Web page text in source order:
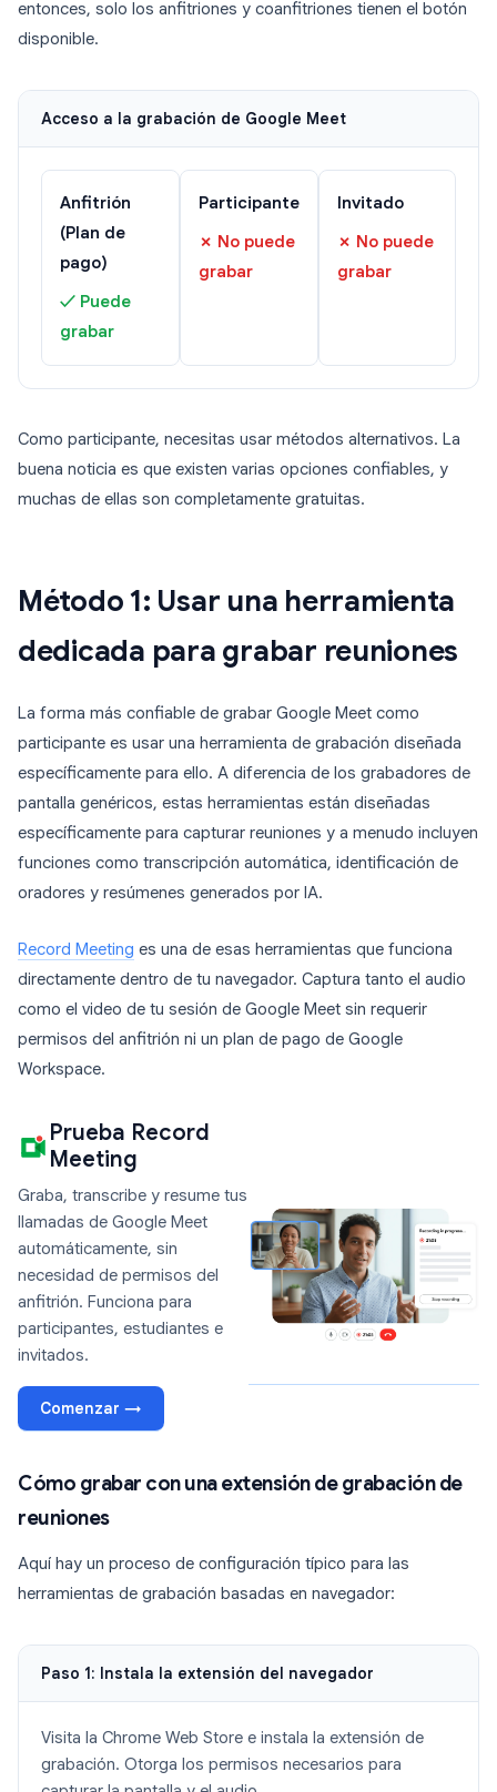
entonces, solo los anfitriones y coanfitriones tienen el botón
disponible.
Acceso a la grabación de Google Meet
Anfitrión
(Plan de
pago)
✓ Puede
grabar
Participante
✗ No puede
grabar
Invitado
✗ No puede
grabar
Como participante, necesitas usar métodos alternativos. La
buena noticia es que existen varias opciones confiables, y
muchas de ellas son completamente gratuitas.
Método 1: Usar una herramienta
dedicada para grabar reuniones
La forma más confiable de grabar Google Meet como
participante es usar una herramienta de grabación diseñada
específicamente para ello. A diferencia de los grabadores de
pantalla genéricos, estas herramientas están diseñadas
específicamente para capturar reuniones y a menudo incluyen
funciones como transcripción automática, identificación de
oradores y resúmenes generados por IA.
Record Meeting es una de esas herramientas que funciona
directamente dentro de tu navegador. Captura tanto el audio
como el video de tu sesión de Google Meet sin requerir
permisos del anfitrión ni un plan de pago de Google
Workspace.
Prueba Record
Meeting
Graba, transcribe y resume tus
llamadas de Google Meet
automáticamente, sin
necesidad de permisos del
anfitrión. Funciona para
participantes, estudiantes e
invitados.
Comenzar →
Cómo grabar con una extensión de grabación de
reuniones
Aquí hay un proceso de configuración típico para las
herramientas de grabación basadas en navegador:
Paso 1: Instala la extensión del navegador
Visita la Chrome Web Store e instala la extensión de
grabación. Otorga los permisos necesarios para